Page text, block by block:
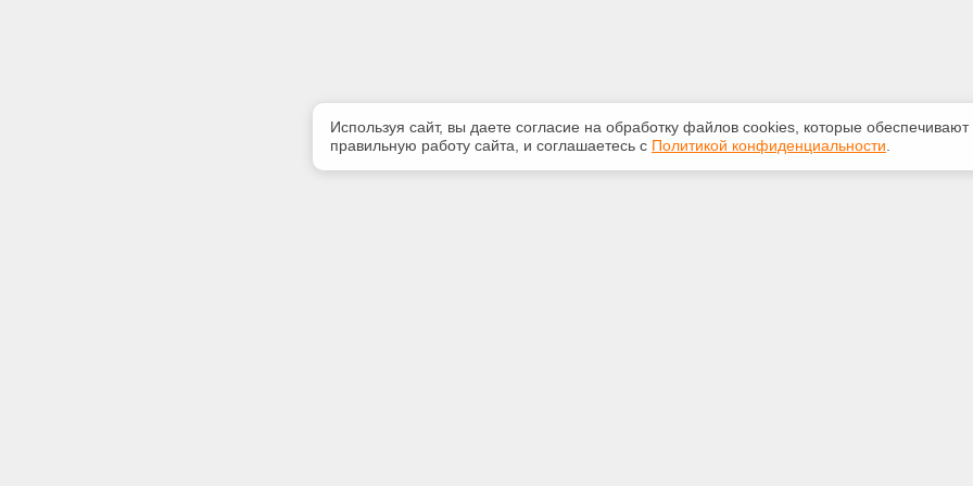
Используя сайт, вы даете согласие на обработку файлов сооkiеs, которые обеспечивают
правильную работу сайта, и соглашаетесь с Политикой конфиденциальности.